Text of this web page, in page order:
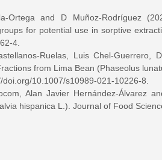
Ortega and D Muñoz-Rodríguez
for potential use in sorptive
4.
Luis Chel‑Guerrero,
from Lima Bean (Phaseolus
10.1007/s10989-021-10226-8
Alan Javier Hernández-Álvarez
hispanica L.). Journal of Food